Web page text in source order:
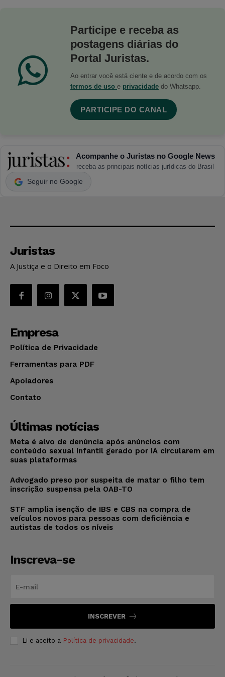
Participe e receba as
postagens diárias do
Portal Juristas.
Ao entrar você está ciente e de acordo com os
termos de uso e privacidade do Whatsapp.
PARTICIPE DO CANAL
Acompanhe o Juristas no Google News
receba as principais notícias jurídicas do Brasil
Seguir no Google
Juristas
A Justiça e o Direito em Foco
Empresa
Política de Privacidade
Ferramentas para PDF
Apoiadores
Contato
Últimas notícias
Meta é alvo de denúncia após anúncios com
conteúdo sexual infantil gerado por IA circularem em
suas plataformas
Advogado preso por suspeita de matar o filho tem
inscrição suspensa pela OAB-TO
STF amplia isenção de IBS e CBS na compra de
veículos novos para pessoas com deficiência e
autistas de todos os níveis
Inscreva-se
INSCREVER
Li e aceito a Política de privacidade.